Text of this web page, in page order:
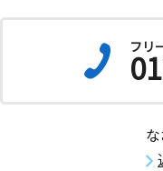
フリ